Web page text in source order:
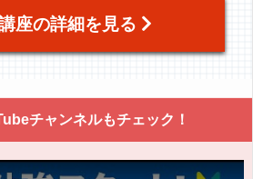
座の詳細を見る
チャンネルもチェック！